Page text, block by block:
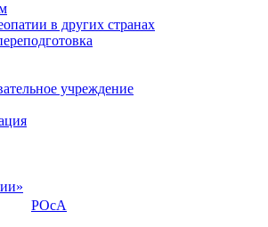
в других странах
учреждение
РОсА